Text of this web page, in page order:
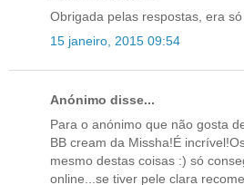
Obrigada pelas respostas, era
15 janeiro, 2015 09:54
Anónimo disse...
Para o anónimo que não gosta
BB cream da Missha!É
mesmo destas coisas :) só
online...se tiver pele clara